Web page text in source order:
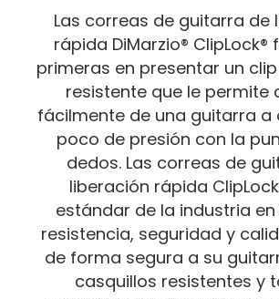
Las correas de guitarra de
rápida DiMarzio® ClipLock®
primeras en presentar un
resistente que le permite
fácilmente de una guitarra a
poco de presión con la
dedos. Las correas de
liberación rápida
estándar de la industria
resistencia, seguridad y
de forma segura a su
casquillos resistentes y